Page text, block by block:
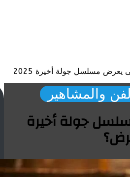
متى يعرض مسلسل جولة أخيرة 2025
أخيرة
ال
م